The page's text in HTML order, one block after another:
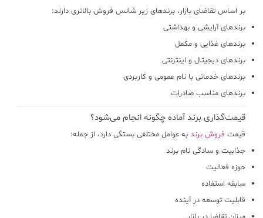
بر اساس تقاضای بازار، برندهای زیر شانس فروش بالاتری دارند:
برندهای آرایشی و بهداشتی
برندهای غذایی و مکمل
برندهای دیجیتال و اینترنتی
برندهای خدماتی با نام عمومی و کاربردی
برندهای مناسب صادرات
قیمت‌گذاری برند آماده چگونه انجام می‌شود؟
قیمت فروش برند به عوامل مختلفی بستگی دارد، از جمله:
جذابیت و سادگی نام برند
حوزه فعالیت
سابقه استفاده
قابلیت توسعه در آینده